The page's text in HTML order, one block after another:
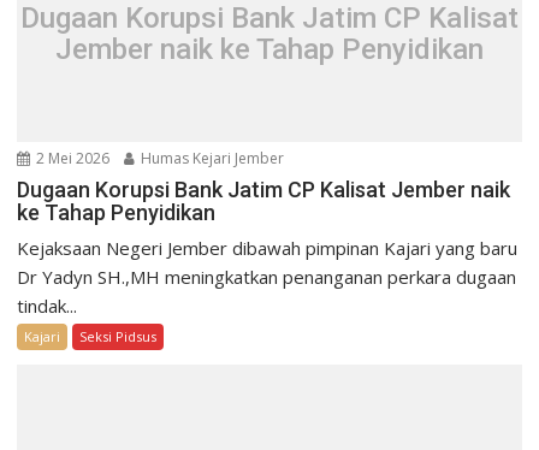
Dugaan Korupsi Bank Jatim CP Kalisat
Jember naik ke Tahap Penyidikan
2 Mei 2026 Humas Kejari Jember
Dugaan Korupsi Bank Jatim CP Kalisat Jember naik
ke Tahap Penyidikan
Kejaksaan Negeri Jember dibawah pimpinan Kajari yang baru
Dr Yadyn SH.,MH meningkatkan penanganan perkara dugaan
tindak...
Kajari Seksi Pidsus